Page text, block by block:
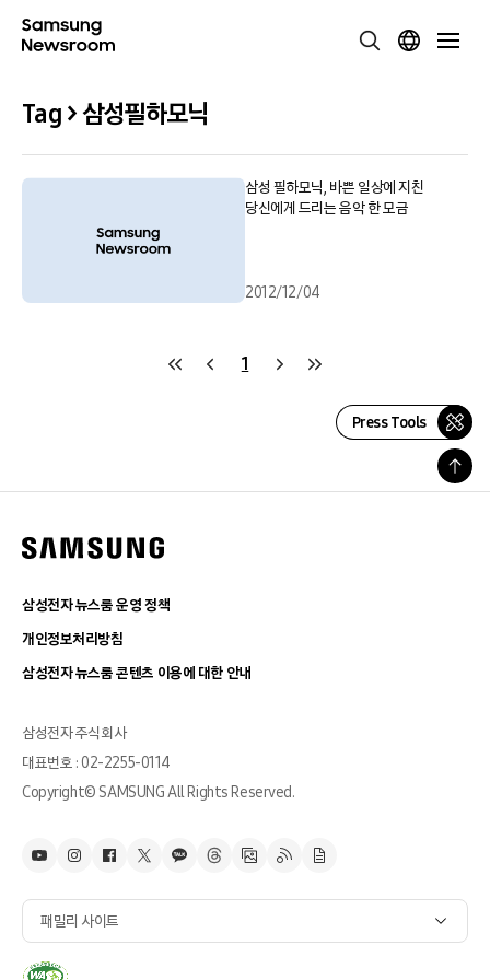
Tag > 삼성필하모닉
삼성 필하모닉, 바쁜 일상에 지친
당신에게 드리는 음악 한 모금
2012/12/04
1
Press Tools
삼성전자 뉴스룸 운영 정책
개인정보처리방침
삼성전자 뉴스룸 콘텐츠 이용에 대한 안내
삼성전자 주식회사
대표번호 : 02-2255-0114
Copyright© SAMSUNG All Rights Reserved.
패밀리 사이트